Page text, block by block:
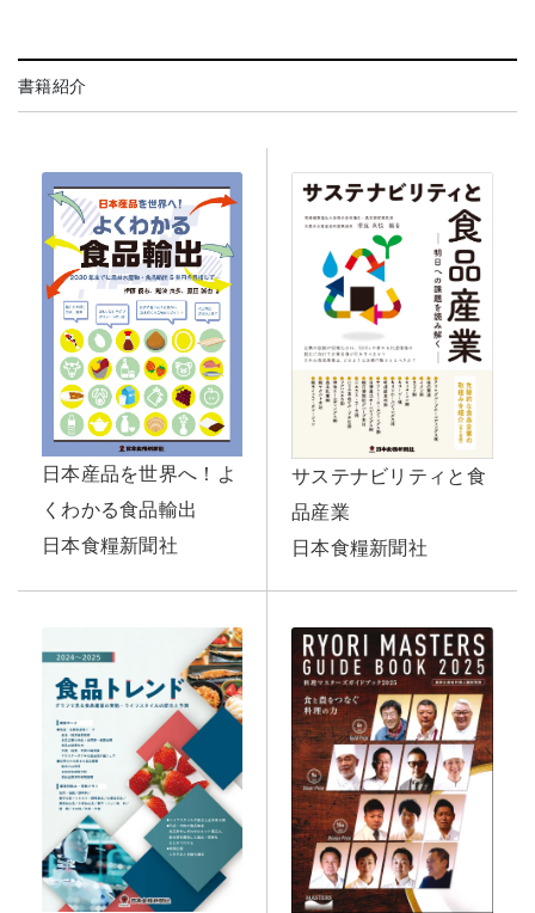
書籍紹介
日本産品を世界へ！よ
くわかる食品輸出
日本食糧新聞社
サステナビリティと食
品産業
日本食糧新聞社